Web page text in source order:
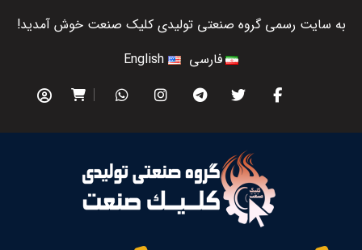
به سایت رسمی گروه صنعتی تولیدی کلیک صنعت خوش آمدید!
فارسی
English